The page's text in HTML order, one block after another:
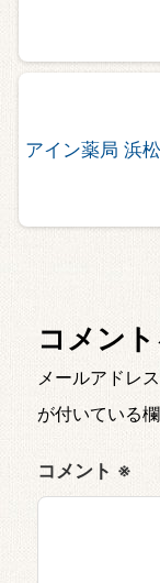
コメン
メールアドレ
が付いている
コメント ※